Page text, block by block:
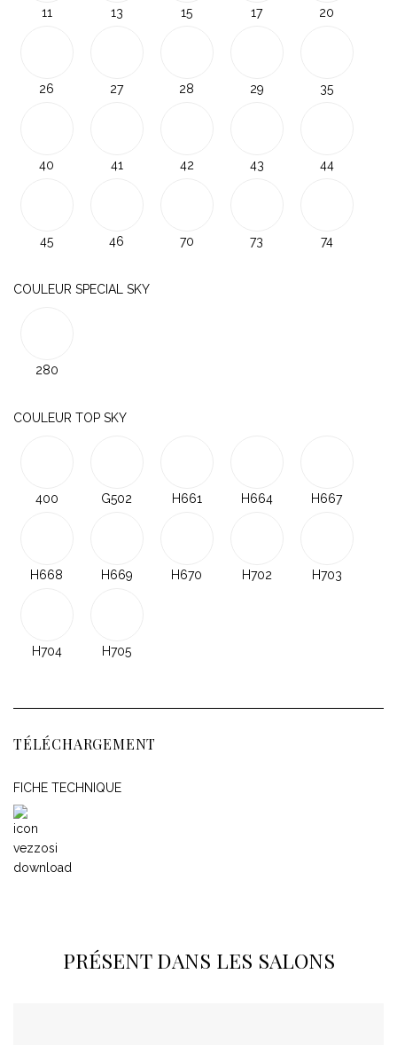
11 13 15 17 20
26 27 28 29 35
40 41 42 43 44
45 46 70 73 74
COULEUR SPECIAL SKY
280
COULEUR TOP SKY
400 G502 H661 H664 H667
H668 H669 H670 H702 H703
H704 H705
TÉLÉCHARGEMENT
FICHE TECHNIQUE
PRÉSENT DANS LES SALONS